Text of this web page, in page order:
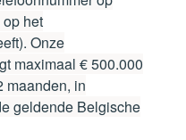
het
Onze
​​maximaal € 500.000
maanden, in
geldende Belgische